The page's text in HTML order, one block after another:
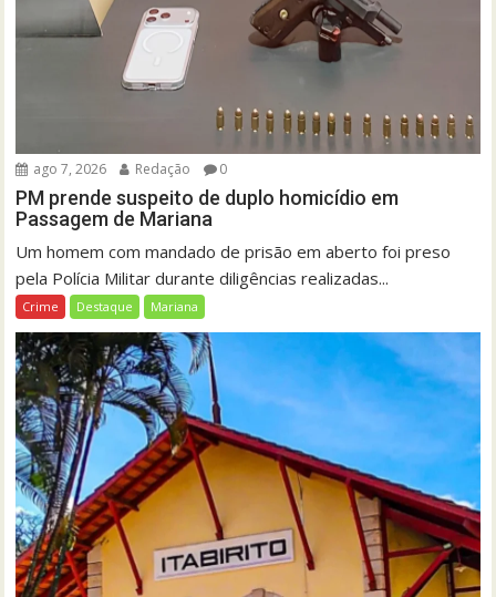
ago 7, 2026 Redação 0
PM prende suspeito de duplo homicídio em
Passagem de Mariana
Um homem com mandado de prisão em aberto foi preso
pela Polícia Militar durante diligências realizadas...
Crime Destaque Mariana